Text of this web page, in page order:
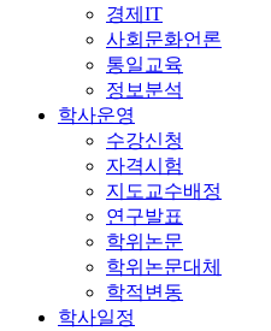
경제IT
사회문화언론
통일교육
정보분석
학사운영
수강신청
자격시험
지도교수배정
연구발표
학위논문
학위논문대체
학적변동
학사일정